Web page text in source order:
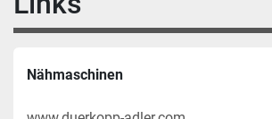
Nähmaschinen